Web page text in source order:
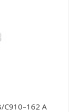
C910–162 A